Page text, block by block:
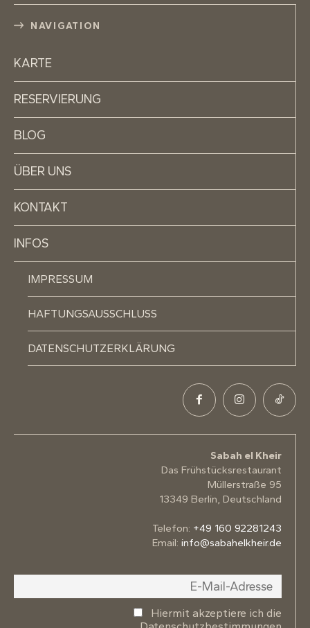
NAVIGATION
KARTE
RESERVIERUNG
BLOG
ÜBER UNS
KONTAKT
INFOS
IMPRESSUM
HAFTUNGSAUSSCHLUSS
DATENSCHUTZERKLÄRUNG
Sabah el Kheir
Das Frühstücksrestaurant
Müllerstraße 95
13349 Berlin, Deutschland
Telefon: +49 160 92281243
Email: info@sabahelkheir.de
Hiermit akzeptiere ich die